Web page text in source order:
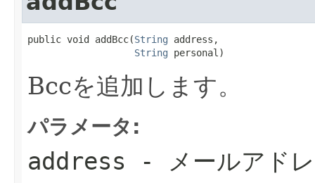
public void addBcc(String address,
String personal)
Bccを追加します。
パラメータ:
address - メールアド